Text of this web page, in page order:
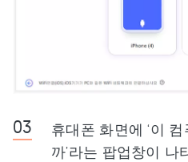
휴대폰 화면에 ‘이
까’라는 팝업창이 나